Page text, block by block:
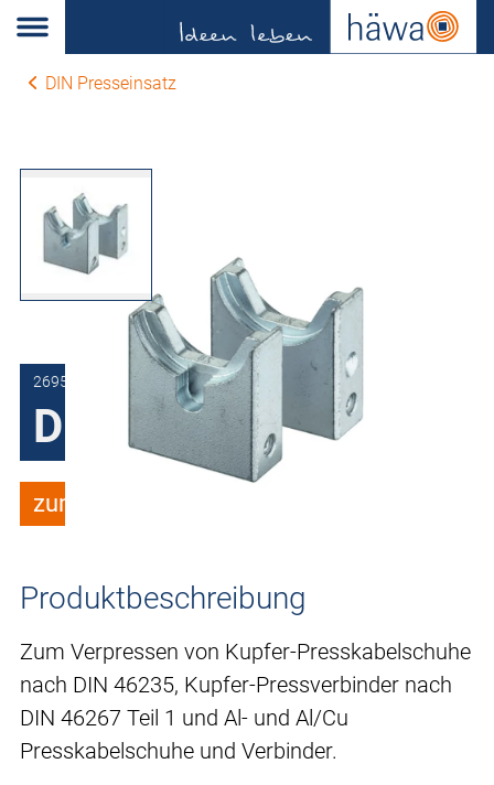
DIN Presseinsatz
2695-1070-13-44
DIN Presseinsatz
zum Merkzettel hinzufügen
Produktbeschreibung
Zum Verpressen von Kupfer-Presskabelschuhe
nach DIN 46235, Kupfer-Pressverbinder nach
DIN 46267 Teil 1 und Al- und Al/Cu
Presskabelschuhe und Verbinder.